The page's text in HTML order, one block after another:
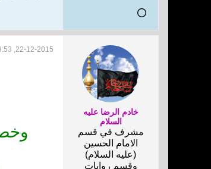
خادم الرضا عليه
السلام
مشرف في قسم
الامام الحسين
(عليه السلام)
وقسم روايات
22-12-2015, 09:53 PM